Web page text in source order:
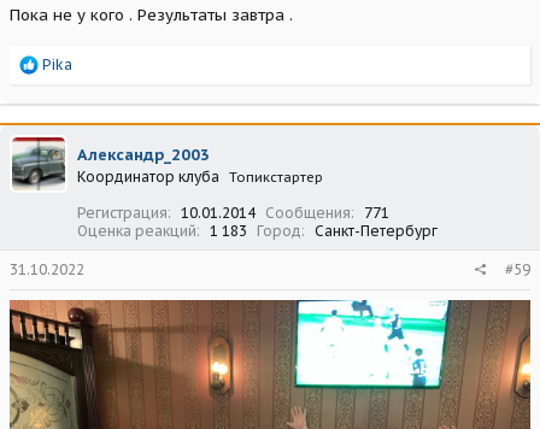
Пока не у кого . Результаты завтра .
Р
а
к
ц
и
и
Pika
Александр_2003
Координатор клуба Топикстартер
Регистрация 10.01.2014 Сообщения
771
Оценка реакций
1 183 Город Санкт-Петербург
31.10.2022 #59